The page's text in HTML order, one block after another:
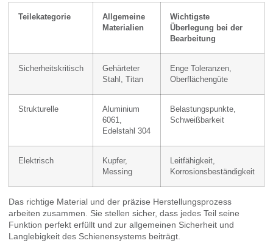
Teilekategorie
Allgemeine
Materialien
Wichtigste
Überlegung bei der
Bearbeitung
Sicherheitskritisch
Gehärteter
Stahl, Titan
Enge Toleranzen,
Oberflächengüte
Strukturelle
Aluminium
6061,
Edelstahl 304
Belastungspunkte,
Schweißbarkeit
Elektrisch
Kupfer,
Messing
Leitfähigkeit,
Korrosionsbeständigkeit
Das richtige Material und der präzise Herstellungsprozess
arbeiten zusammen. Sie stellen sicher, dass jedes Teil seine
Funktion perfekt erfüllt und zur allgemeinen Sicherheit und
Langlebigkeit des Schienensystems beiträgt.